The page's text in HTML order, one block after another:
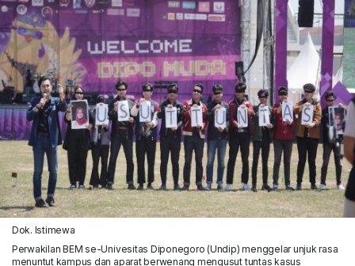
Dok. Istimewa
Perwakilan BEM se-Univesitas Diponegoro (Undip) menggelar unjuk rasa
menuntut kampus dan aparat berwenang mengusut tuntas kasus